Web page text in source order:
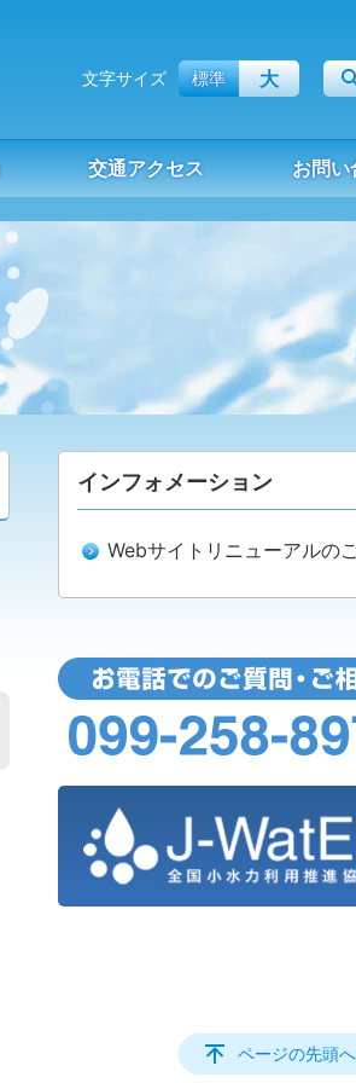
交通アクセス お問い
文字サイズ 標準 大
インフォメーション
Webサイトリニューアルの
ページの先頭